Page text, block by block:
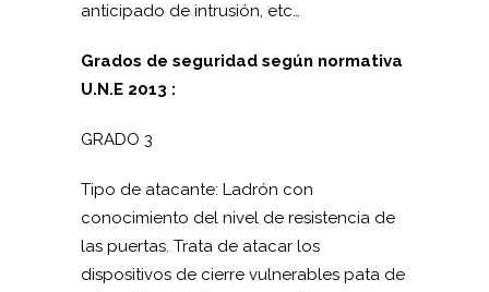
anticipado de intrusión, etc…
Grados de seguridad según normativa
U.N.E 2013 :
GRADO 3
Tipo de atacante: Ladrón con
conocimiento del nivel de resistencia de
las puertas. Trata de atacar los
dispositivos de cierre vulnerables pata de